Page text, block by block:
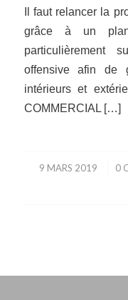
Il faut relancer la
grâce à un
particulièrement
offensive afin de
intérieurs et
COMMERCIAL […]
9 MARS 2019
/ 0